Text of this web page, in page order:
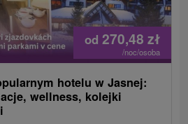
od 270,48 zł
/noc/osoba
hotelu w Jasnej:
wellness, kolejki